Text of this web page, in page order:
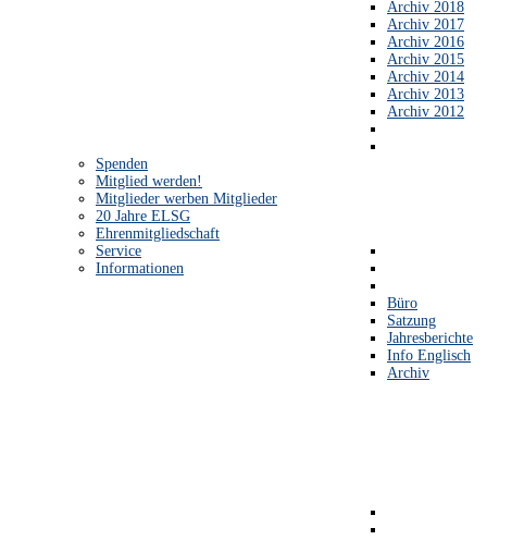
Archiv 2018
Archiv 2017
Archiv 2016
Archiv 2015
Archiv 2014
Archiv 2013
Archiv 2012
Spenden
Mitglied werden!
Mitglieder werben Mitglieder
20 Jahre ELSG
Ehrenmitgliedschaft
Service
Informationen
Büro
Satzung
Jahresberichte
Info Englisch
Archiv